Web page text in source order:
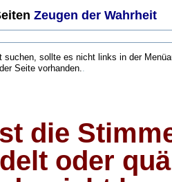
Zeugen der Wahrheit
suchen, sollte es nicht links in der
Seite vorhanden.
die
oder